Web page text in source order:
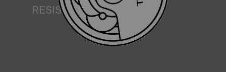
RESISTÊNCIA À ÁGUA
Todas as caixas de relógio Tissot são submetidas a vários
testes, incluindo um controlo de resistência à água. A
Tissot testa a capacidade do relógio para resistir a
impactos e pressão, bem como a penetração de líquidos,